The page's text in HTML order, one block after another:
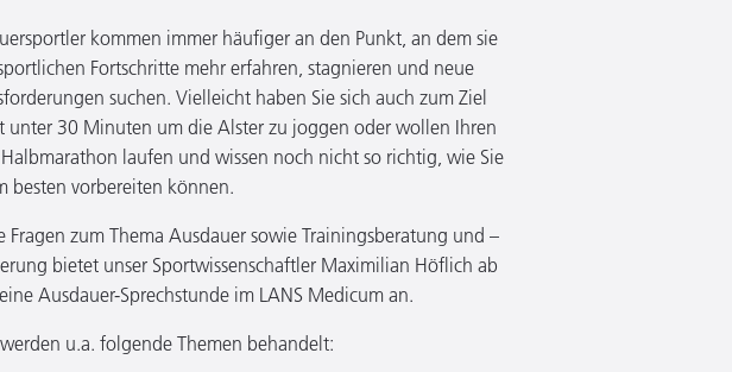
kommen immer häufiger an den Punkt, an dem sie
Fortschritte mehr erfahren, stagnieren und neue
suchen. Vielleicht haben Sie sich auch zum Ziel
unter 30 Minuten um die Alster zu joggen oder wollen Ihren
laufen und wissen noch nicht so richtig, wie Sie
besten vorbereiten können.
Fragen zum Thema Ausdauer sowie Trainingsberatung und –
bietet unser Sportwissenschaftler Maximilian Höflich ab
Ausdauer-Sprechstunde im LANS Medicum an.
u.a. folgende Themen behandelt: